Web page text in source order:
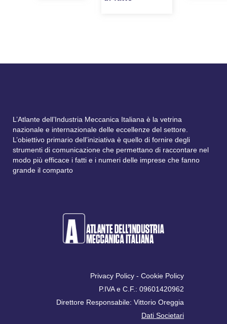
L’Atlante dell’Industria Meccanica Italiana è la vetrina
nazionale e internazionale delle eccellenze del settore.
L’obiettivo primario dell’iniziativa è quello di fornire degli
strumenti di comunicazione che permettano di raccontare nel
modo più efficace i fatti e i numeri delle imprese che fanno
grande il comparto
Privacy Policy - Cookie Policy
P.IVA e C.F.: 09601420962
Direttore Responsabile: Vittorio Oreggia
Dati Societari